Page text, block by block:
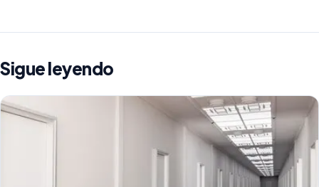
Sigue leyendo